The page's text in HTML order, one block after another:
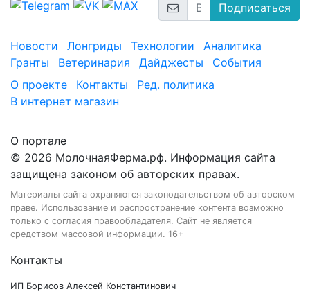
Подписаться
Новости Лонгриды Технологии
Аналитика
Гранты
Ветеринария Дайджесты
События
О проекте
Контакты
Ред. политика
В интернет магазин
О портале
© 2026 МолочнаяФерма.рф. Информация сайта
защищена законом об авторских правах.
Материалы сайта охраняются законодательством об авторском
праве. Использование и распространение контента возможно
только с согласия правообладателя. Сайт не является
средством массовой информации. 16+
Контакты
ИП Борисов Алексей Константинович